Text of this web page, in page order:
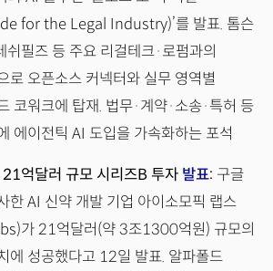
for the Legal Industry)’를 발표. 톰슨
쉬필즈 등 주요 리걸테크·로펌과의
로 오픈소스 커넥터와 실무 영역별
코워크에 탑재. 법무·계약·소송·특허 등
에이전틱 AI 도입을 가속화하는 포석
억달러 규모 시리즈B 투자 발표: 구글
한 AI 신약 개발 기업 아이소모픽 랩스
가 21억달러(약 3조1300억원) 규모의
에 성공했다고 12일 발표. 알파폴드